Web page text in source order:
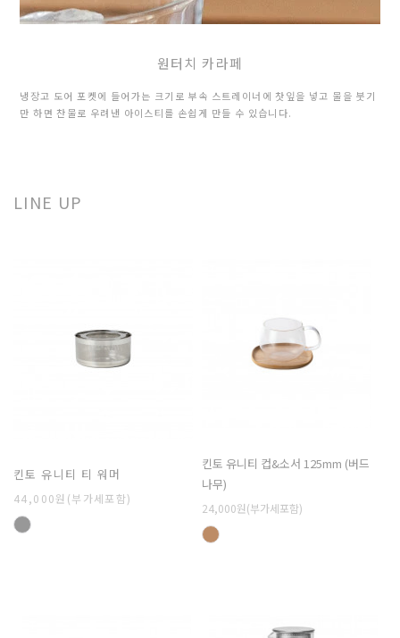
원터치 카라페
냉장고 도어 포켓에 들어가는 크기로 부속 스트레이너에 찻잎을 넣고 물을 붓기
만 하면 찬물로 우려낸 아이스티를 손쉽게 만들 수 있습니다.
LINE UP
킨토 유니티 티 워머
44,000원(부가세포함)
킨토 유니티 컵&소서 125mm (버드
나무)
24,000원(부가세포함)